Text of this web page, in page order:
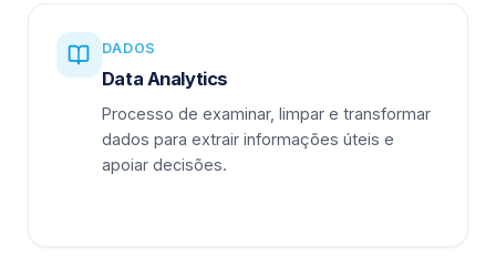
DADOS
Data Analytics
Processo de examinar, limpar e transformar
dados para extrair informações úteis e
apoiar decisões.